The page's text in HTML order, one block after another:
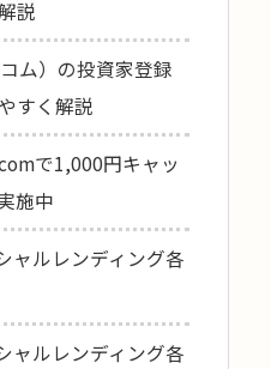
説
ム）の投資家登録
すく解説
で1,000円キャッ
施中
ャルレンディング各
ャルレンディング各